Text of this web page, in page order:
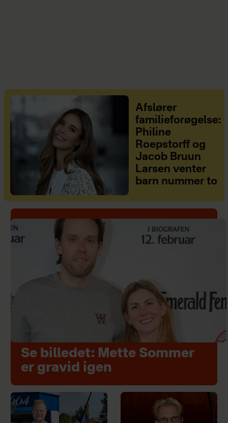
Afslører
familieforøgelse:
Philine
Roepstorff og
Jacob Bruun
Larsen venter
barn nummer to
Se billedet: Mette Sommer
er gravid igen